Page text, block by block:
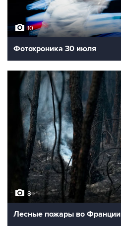
10
Фотохроника 30 июля
8
Лесные пожары во Франции